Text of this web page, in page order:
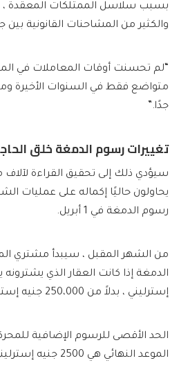
بسبب سلاسل الممتلكات المعقدة ،
والكثير من المشاحنات القانونية
“لم تحسنت أوقات المعاملات في
جدًا.”
تغييرات رسوم الدمغة خلق
سيؤدي ذلك إلى تحقيق القراءة لآلاف
يحاولون حاليًا إكماله على عمليات
رسوم الدمغة في 1 أبريل.
من الشهر المقبل ، سيبدأ مشتري
إسترليني ، بدلاً من 250،000 جنيه إسترليني يبدأون الآن.
الحد الأقصى للرسوم الإضافية
الموعد النهائي هي 2500 جنيه إسترليني.